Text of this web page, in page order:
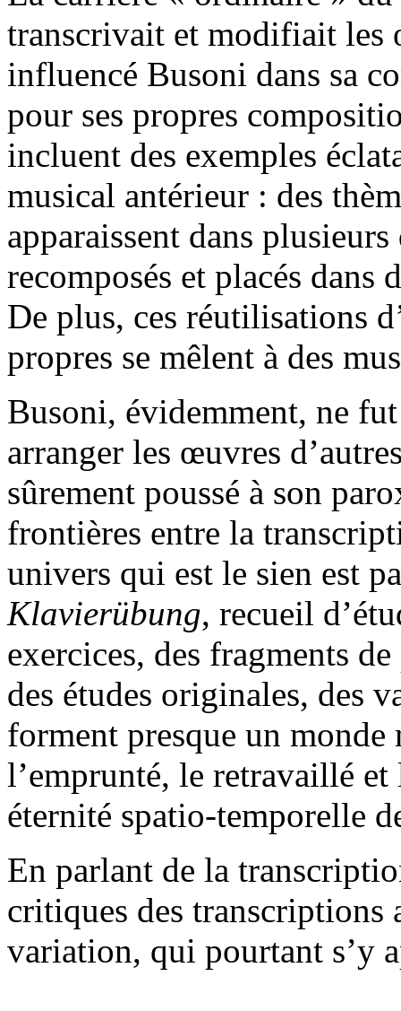
transcrivait et modifiait les
influencé Busoni dans sa
pour ses propres
incluent des exemples
musical antérieur : des
apparaissent dans
recomposés et placés dans
De plus, ces réutilisations
propres se mêlent à des
Busoni, évidemment, ne
arranger les œuvres
sûrement poussé à son
frontières entre la
univers qui est le sien est
Klavierübung, recueil
exercices, des fragments
des études originales, des
forment presque un
l’emprunté, le retravaillé et
éternité spatio-temporelle
En parlant de la
critiques des transcriptions
variation, qui pourtant s’y